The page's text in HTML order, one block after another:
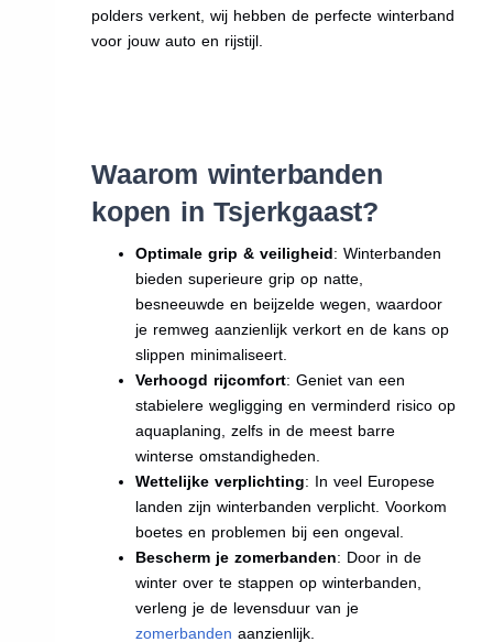
polders verkent, wij hebben de perfecte winterband
voor jouw auto en rijstijl.
Waarom winterbanden
kopen in Tsjerkgaast?
Optimale grip & veiligheid: Winterbanden
bieden superieure grip op natte,
besneeuwde en beijzelde wegen, waardoor
je remweg aanzienlijk verkort en de kans op
slippen minimaliseert.
Verhoogd rijcomfort: Geniet van een
stabielere wegligging en verminderd risico op
aquaplaning, zelfs in de meest barre
winterse omstandigheden.
Wettelijke verplichting: In veel Europese
landen zijn winterbanden verplicht. Voorkom
boetes en problemen bij een ongeval.
Bescherm je zomerbanden: Door in de
winter over te stappen op winterbanden,
verleng je de levensduur van je
zomerbanden aanzienlijk.